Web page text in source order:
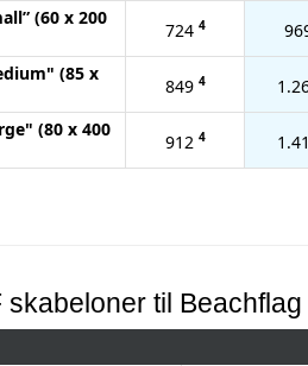
(60 x 200
724 4
(85 x
849 4
(80 x 400
912 4
skabeloner til Beachflag